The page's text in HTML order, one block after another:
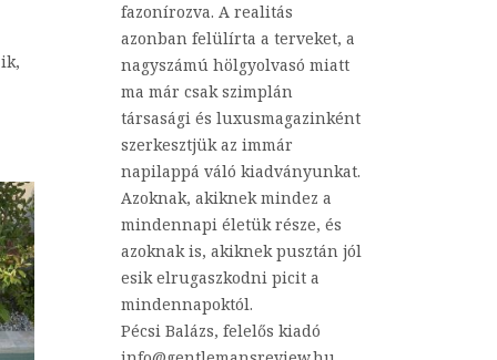
fazonírozva. A realitás
azonban felülírta a terveket, a
nagyszámú hölgyolvasó miatt
ma már csak szimplán
társasági és luxusmagazinként
szerkesztjük az immár
napilappá váló kiadványunkat.
Azoknak, akiknek mindez a
mindennapi életük része, és
azoknak is, akiknek pusztán jól
esik elrugaszkodni picit a
mindennapoktól.
Pécsi Balázs, felelős kiadó